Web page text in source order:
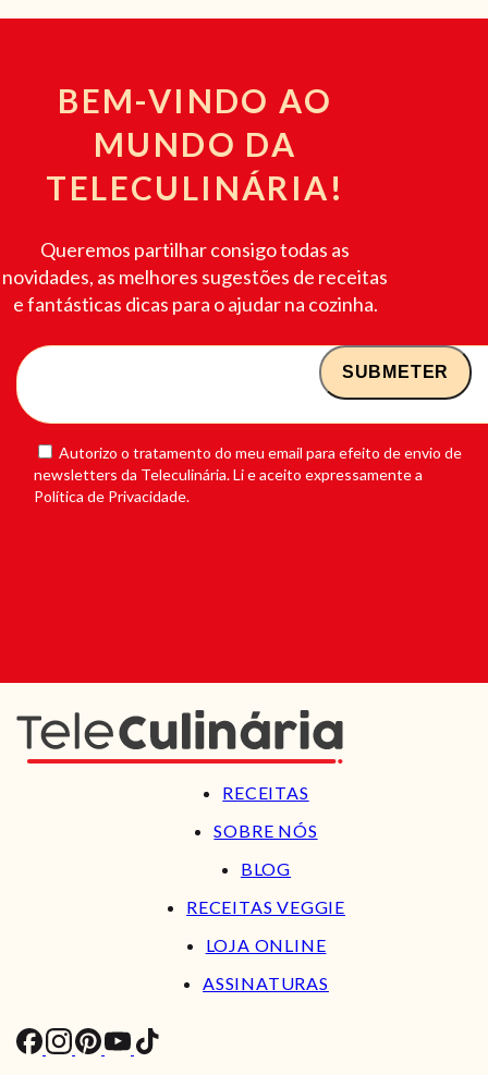
BEM-VINDO AO
MUNDO DA
TELECULINÁRIA!
Queremos partilhar consigo todas as
novidades, as melhores sugestões de receitas
e fantásticas dicas para o ajudar na cozinha.
Autorizo o tratamento do meu email para efeito de envio de
newsletters da Teleculinária. Li e aceito expressamente a
Política de Privacidade.
RECEITAS
SOBRE NÓS
BLOG
RECEITAS VEGGIE
LOJA ONLINE
ASSINATURAS